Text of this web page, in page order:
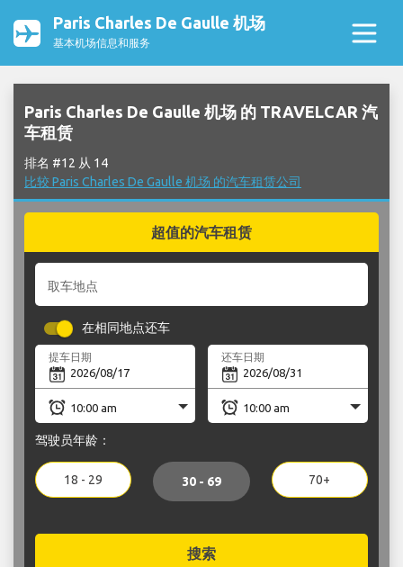
Paris Charles De Gaulle 机场
基本机场信息和服务
Paris Charles De Gaulle 机场 的 TRAVELCAR 汽
车租赁
排名 #12 从 14
比较 Paris Charles De Gaulle 机场 的汽车租赁公司
超值的汽车租赁
取车地点
在相同地点还车
提车日期 还车日期
驾驶员年龄：
18 - 29 30 - 69 70+
搜索